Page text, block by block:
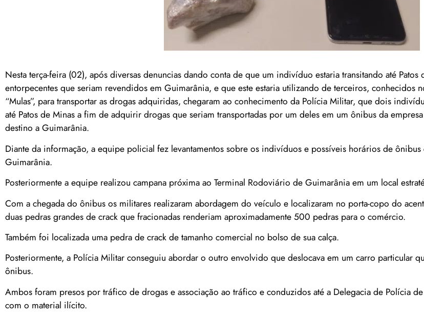
Nesta terça-feira (02), após diversas denuncias dando conta de que um indivíduo estaria transitando até
entorpecentes que seriam revendidos em Guimarânia, e que este estaria utilizando de terceiros, conhecidos
“Mulas”, para transportar as drogas adquiridas, chegaram ao conhecimento da Polícia Militar, que dois
até Patos de Minas a fim de adquirir drogas que seriam transportadas por um deles em um ônibus da
destino a Guimarânia.
Diante da informação, a equipe policial fez levantamentos sobre os indivíduos e possíveis horários de
Guimarânia.
Posteriormente a equipe realizou campana próxima ao Terminal Rodoviário de Guimarânia em um local
Com a chegada do ônibus os militares realizaram abordagem do veículo e localizaram no porta-copo do
duas pedras grandes de crack que fracionadas renderiam aproximadamente 500 pedras para o comércio.
Também foi localizada uma pedra de crack de tamanho comercial no bolso de sua calça.
Posteriormente, a Polícia Militar conseguiu abordar o outro envolvido que deslocava em um carro particular
ônibus.
Ambos foram presos por tráfico de drogas e associação ao tráfico e conduzidos até a Delegacia de Polícia
com o material ilícito.